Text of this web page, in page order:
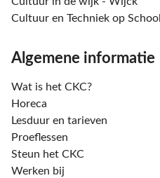
Cultuur en Techniek op School
Algemene informatie
Wat is het CKC?
Horeca
Lesduur en tarieven
Proeflessen
Steun het CKC
Werken bij